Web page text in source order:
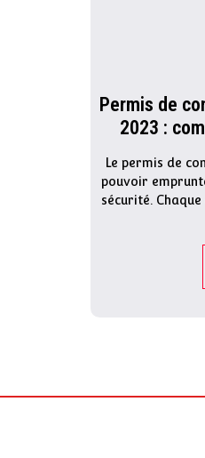
Permis de
2023 :
Le permis de
pouvoir
sécurité.